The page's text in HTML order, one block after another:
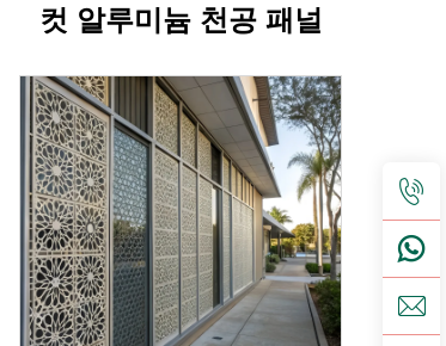
컷 알루미늄 천공 패널